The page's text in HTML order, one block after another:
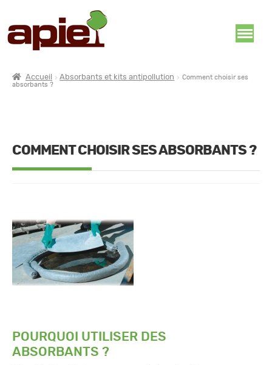
Accueil Absorbants et kits antipollution
Comment choisir ses
absorbants ?
COMMENT CHOISIR SES ABSORBANTS ?
POURQUOI UTILISER DES
ABSORBANTS ?